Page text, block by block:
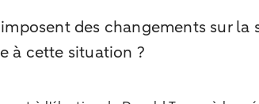
des changements sur
à cette situation ?